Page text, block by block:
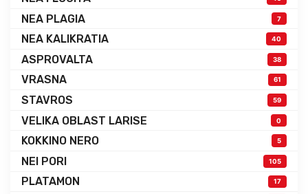
NEA PLAGIA 7
NEA KALIKRATIA 40
ASPROVALTA 38
VRASNA 61
STAVROS 59
VELIKA OBLAST LARISE 0
KOKKINO NERO 5
NEI PORI 105
PLATAMON 17